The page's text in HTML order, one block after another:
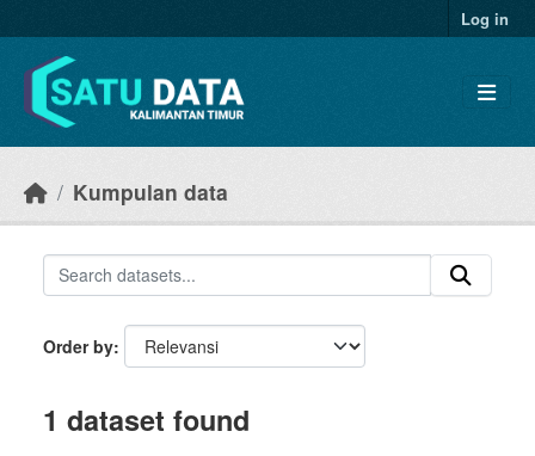
Log in
Kumpulan data
Order by
1 dataset found